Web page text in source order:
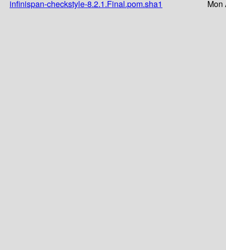
infinispan-checkstyle-8.2.1.Final.pom.sha1
Mon